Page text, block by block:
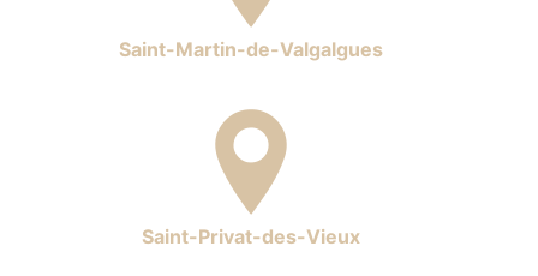
Saint-Martin-de-Valgalgues
Saint-Privat-des-Vieux